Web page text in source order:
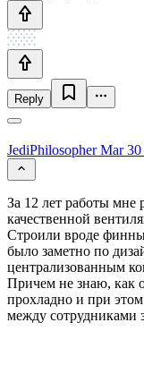
Reply
JediPhilosopherMar 30
За 12 лет работы мне
качественной
Строили вроде финны
было заметно по
централизованным
Причем не знаю, как
прохладно и при
между сотрудниками